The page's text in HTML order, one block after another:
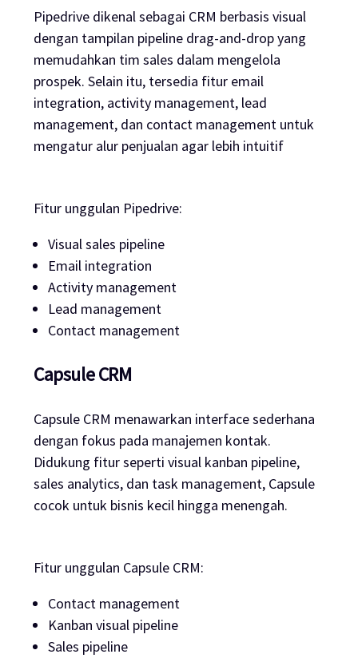
Pipedrive dikenal sebagai CRM berbasis visual
dengan tampilan pipeline drag-and-drop yang
memudahkan tim sales dalam mengelola
prospek. Selain itu, tersedia fitur email
integration, activity management, lead
management, dan contact management untuk
mengatur alur penjualan agar lebih intuitif
Fitur unggulan Pipedrive:
Visual sales pipeline
Email integration
Activity management
Lead management
Contact management
Capsule CRM
Capsule CRM menawarkan interface sederhana
dengan fokus pada manajemen kontak.
Didukung fitur seperti visual kanban pipeline,
sales analytics, dan task management, Capsule
cocok untuk bisnis kecil hingga menengah.
Fitur unggulan Capsule CRM:
Contact management
Kanban visual pipeline
Sales pipeline